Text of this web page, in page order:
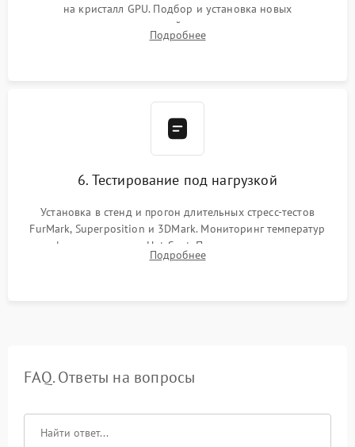
на кристалл GPU. Подбор и установка новых
термопрокладок правильной толщины на память и цепи
питания. Монтаж радиатора и бэкплейта, подключение и
Подробнее
6. Тестирование под нагрузкой
Установка в стенд и прогон длительных стресс-тестов
FurMark, Superposition и 3DMark. Мониторинг температур
графического чипа и Hot Spot. Проверка на отсутствие
артефактов изображения, вылетов драйвера и зависаний.
Подробнее
FAQ. Ответы на вопросы